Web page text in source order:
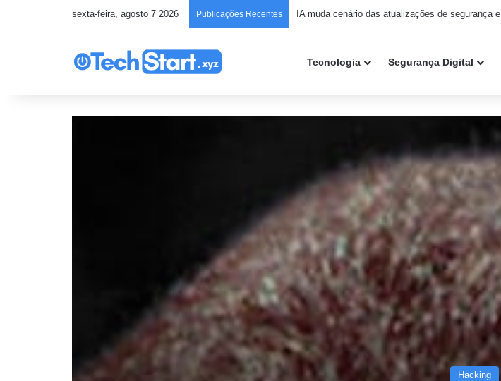
sexta-feira, agosto 7 2026 Publicações Recentes
Tecnologia Segurança Digital
Hacking